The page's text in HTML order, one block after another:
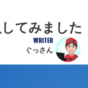
てみました
WRITER
ぐっさん